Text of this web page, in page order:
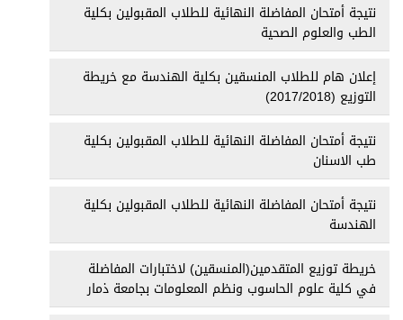
نتيجة أمتحان المفاضلة النهائية للطلاب المقبولين بكلية
الطب والعلوم الصحية
إعلان هام للطلاب المنسقين بكلية الهندسة مع خريطة
التوزيع (2017/2018)
نتيجة أمتحان المفاضلة النهائية للطلاب المقبولين بكلية
طب الاسنان
نتيجة أمتحان المفاضلة النهائية للطلاب المقبولين بكلية
الهندسة
خريطة توزيع المتقدمين(المنسقين) لاختبارات المفاضلة
في كلية علوم الحاسوب ونظم المعلومات بجامعة ذمار